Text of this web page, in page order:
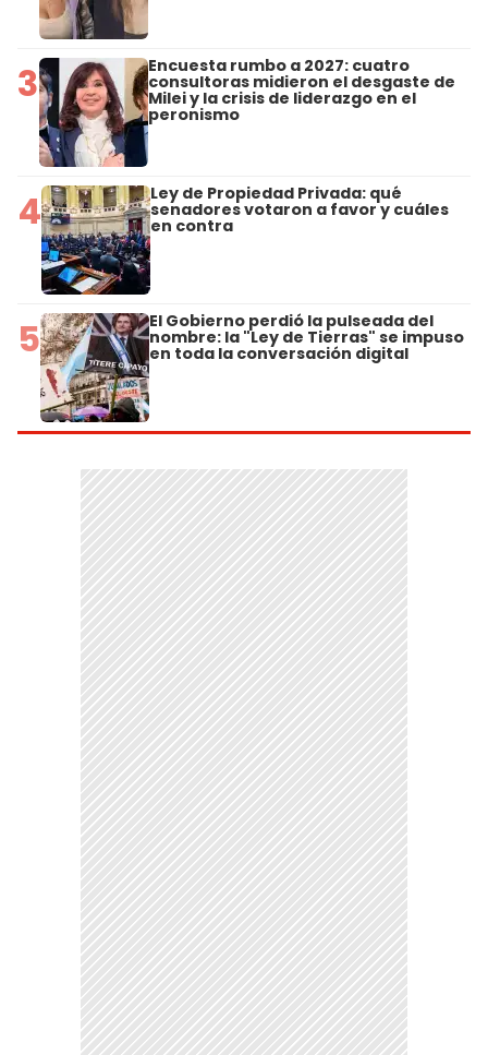
3 Encuesta rumbo a 2027: cuatro
consultoras midieron el desgaste de
Milei y la crisis de liderazgo en el
peronismo
4 Ley de Propiedad Privada: qué
senadores votaron a favor y cuáles
en contra
5 El Gobierno perdió la pulseada del
nombre: la "Ley de Tierras" se impuso
en toda la conversación digital